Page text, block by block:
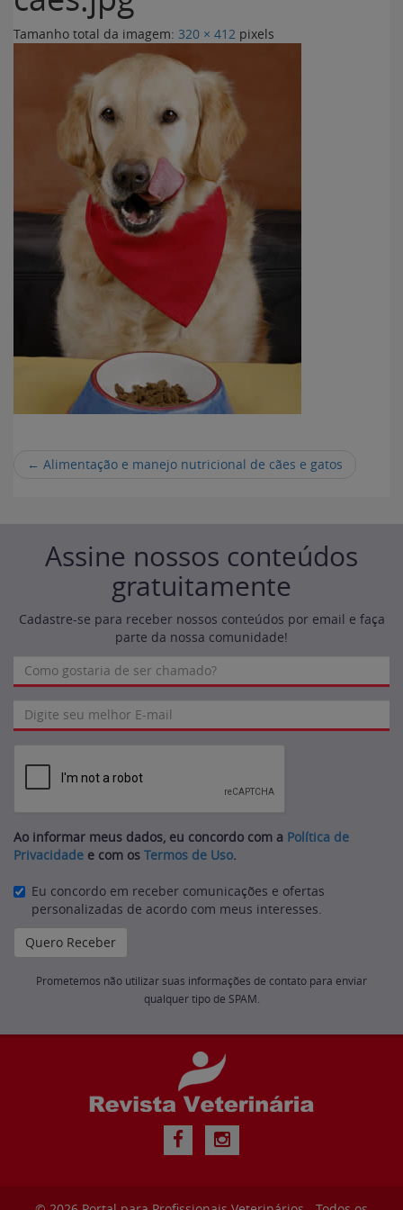
Tamanho total da imagem: 320 × 412 pixels
← Alimentação e manejo nutricional de cães e gatos
Assine nossos conteúdos
gratuitamente
Cadastre-se para receber nossos conteúdos por email e faça
parte da nossa comunidade!
Ao informar meus dados, eu concordo com a Política de
Privacidade e com os Termos de Uso.
Eu concordo em receber comunicações e ofertas
personalizadas de acordo com meus interesses.
Prometemos não utilizar suas informações de contato para enviar
qualquer tipo de SPAM.